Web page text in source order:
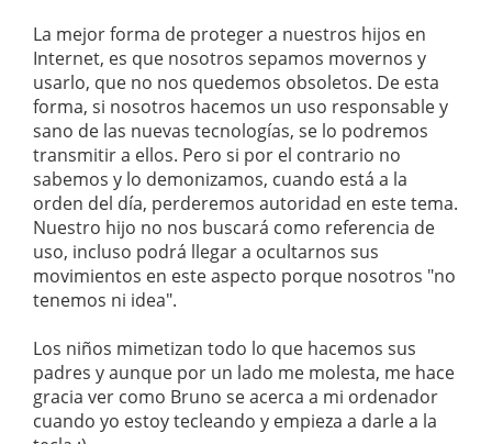
La mejor forma de proteger a nuestros hijos en
Internet, es que nosotros sepamos movernos y
usarlo, que no nos quedemos obsoletos. De esta
forma, si nosotros hacemos un uso responsable y
sano de las nuevas tecnologías, se lo podremos
transmitir a ellos. Pero si por el contrario no
sabemos y lo demonizamos, cuando está a la
orden del día, perderemos autoridad en este tema.
Nuestro hijo no nos buscará como referencia de
uso, incluso podrá llegar a ocultarnos sus
movimientos en este aspecto porque nosotros "no
tenemos ni idea".
Los niños mimetizan todo lo que hacemos sus
padres y aunque por un lado me molesta, me hace
gracia ver como Bruno se acerca a mi ordenador
cuando yo estoy tecleando y empieza a darle a la